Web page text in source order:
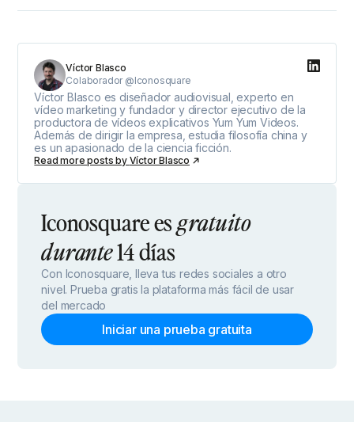
Víctor Blasco
Colaborador @Iconosquare
Víctor Blasco es diseñador audiovisual, experto en
vídeo marketing y fundador y director ejecutivo de la
productora de vídeos explicativos Yum Yum Videos.
Además de dirigir la empresa, estudia filosofía china y
es un apasionado de la ciencia ficción.
Read more posts by Víctor Blasco
Iconosquare esgratuito
durante14 días
Con Iconosquare, lleva tus redes sociales a otro
nivel. Prueba gratis la plataforma más fácil de usar
del mercado
Iniciar una prueba gratuita